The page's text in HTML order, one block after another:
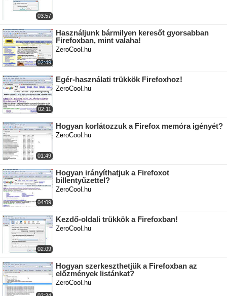
03:57
02:49
Használjunk bármilyen keresőt gyorsabban
Firefoxban, mint valaha!
ZeroCool.hu
02:11
Egér-használati trükkök Firefoxhoz!
ZeroCool.hu
01:49
Hogyan korlátozzuk a Firefox memóra igényét?
ZeroCool.hu
04:09
Hogyan irányíthatjuk a Firefoxot
billentyűzettel?
ZeroCool.hu
02:09
Kezdő-oldali trükkök a Firefoxban!
ZeroCool.hu
Hogyan szerkeszthetjük a Firefoxban az
előzmények listánkat?
ZeroCool.hu